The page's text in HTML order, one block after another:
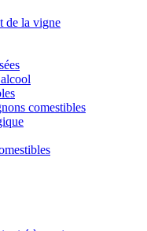
de la vigne
comestibles